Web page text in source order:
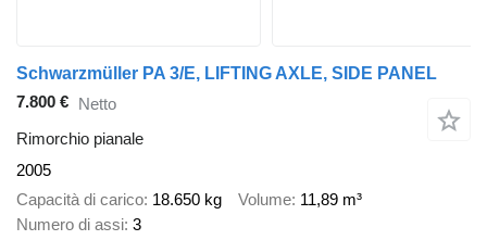
Schwarzmüller PA 3/E, LIFTING AXLE, SIDE PANEL
7.800 € Netto
Rimorchio pianale
2005
Capacità di carico 18.650 kg Volume 11,89 m³
Numero di assi 3